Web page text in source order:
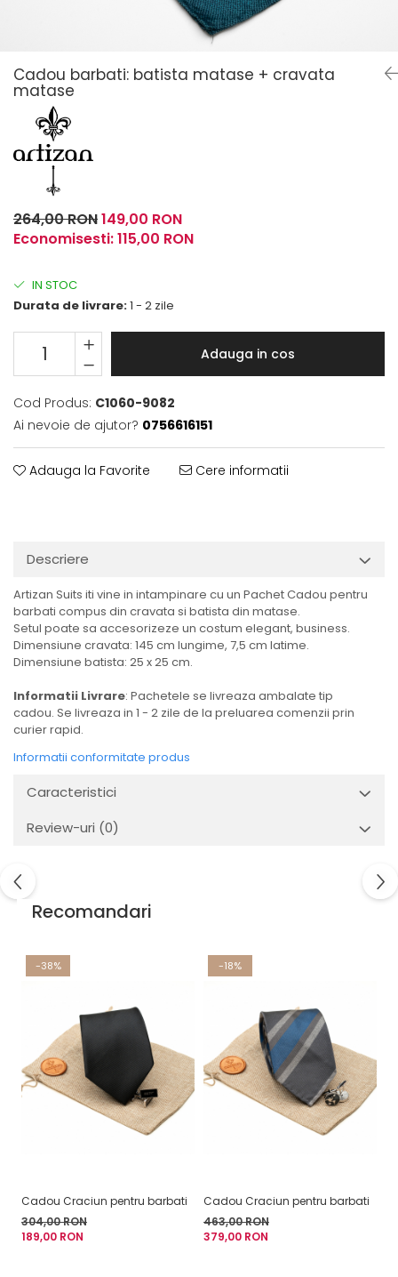
Cadou barbati: batista matase + cravata
matase
264,00 RON149,00 RON
Economisesti:115,00 RON
IN STOC
Durata de livrare:1 - 2 zile
Adauga in cos
Cod Produs: C1060-9082
Ai nevoie de ajutor? 0756616151
Adauga la Favorite Cere informatii
Descriere
Artizan Suits iti vine in intampinare cu un Pachet Cadou pentru
barbati compus din cravata si batista din matase.
Setul poate sa accesorizeze un costum elegant, business.
Dimensiune cravata: 145 cm lungime, 7,5 cm latime.
Dimensiune batista: 25 x 25 cm.
Informatii Livrare: Pachetele se livreaza ambalate tip
cadou. Se livreaza in 1 - 2 zile de la preluarea comenzii prin
curier rapid.
Informatii conformitate produs
Caracteristici
Review-uri (0)
Recomandari
-38%
Cadou Craciun pentru barbati
304,00 RON
189,00 RON
-18%
Cadou Craciun pentru barbati
463,00 RON
379,00 RON